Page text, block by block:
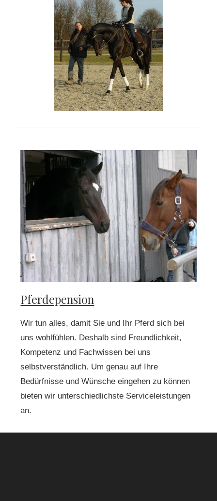
Pferdepension
Wir tun alles, damit Sie und Ihr Pferd sich bei
uns wohlfühlen. Deshalb sind Freundlichkeit,
Kompetenz und Fachwissen bei uns
selbstverständlich. Um genau auf Ihre
Bedürfnisse und Wünsche eingehen zu können
bieten wir unterschiedlichste Serviceleistungen
an.